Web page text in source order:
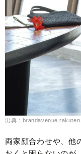
出典：
両家顔合わせや、他